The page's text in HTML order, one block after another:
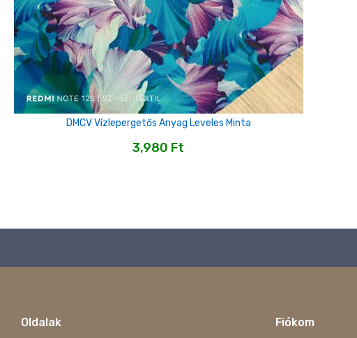
DMCV Vízlepergetős Anyag Leveles Minta
3,980 Ft
Oldalak Fiókom